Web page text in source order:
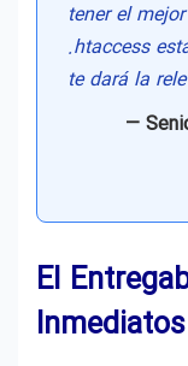
tener el
.htaccess
te dará la
—
El
Inmediatos